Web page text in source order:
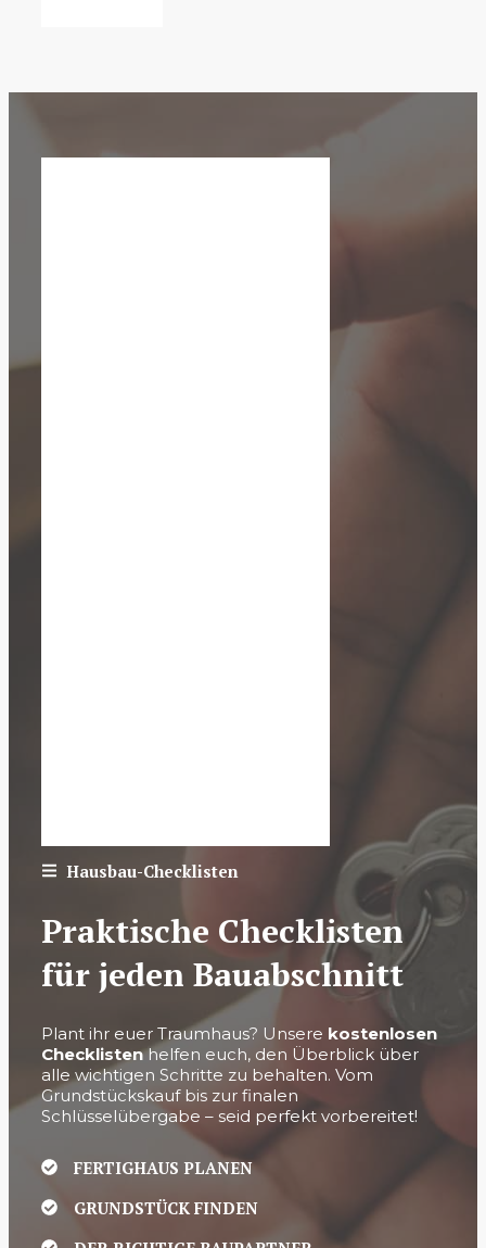
Hausbau-Checklisten
Praktische Checklisten
für jeden Bauabschnitt
Plant ihr euer Traumhaus? Unsere kostenlosen
Checklistenhelfen euch, den Überblick über
alle wichtigen Schritte zu behalten. Vom
Grundstückskauf bis zur finalen
Schlüsselübergabe – seid perfekt vorbereitet!
FERTIGHAUS PLANEN
GRUNDSTÜCK FINDEN